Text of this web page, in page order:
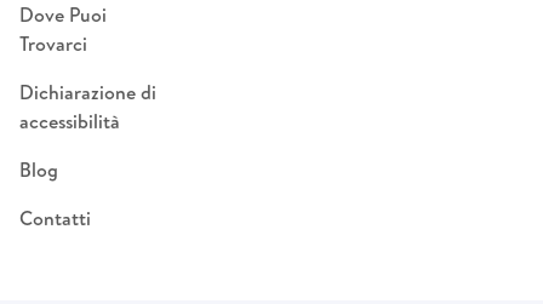
Dove Puoi
Trovarci
Dichiarazione di
accessibilità
Blog
Contatti